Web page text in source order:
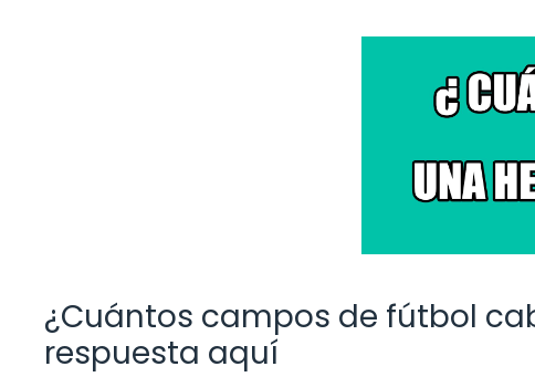
¿Cuántos campos de fútbol
respuesta aquí